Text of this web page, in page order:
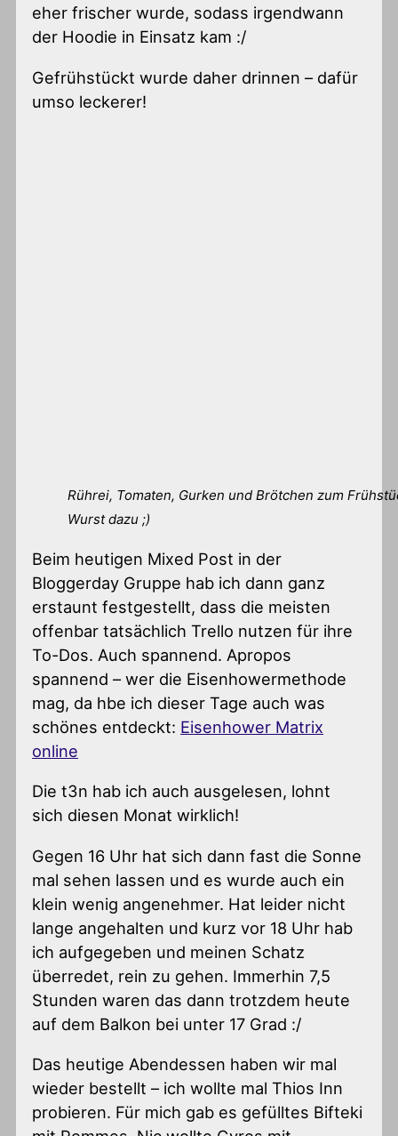
eher frischer wurde, sodass irgendwann
der Hoodie in Einsatz kam :/
Gefrühstückt wurde daher drinnen – dafür
umso leckerer!
Rührei, Tomaten, Gurken und Brötchen zum
Wurst dazu ;)
Beim heutigen Mixed Post in der
Bloggerday Gruppe hab ich dann ganz
erstaunt festgestellt, dass die meisten
offenbar tatsächlich Trello nutzen für ihre
To-Dos. Auch spannend. Apropos
spannend – wer die Eisenhowermethode
mag, da hbe ich dieser Tage auch was
schönes entdeckt: Eisenhower Matrix
online
Die t3n hab ich auch ausgelesen, lohnt
sich diesen Monat wirklich!
Gegen 16 Uhr hat sich dann fast die Sonne
mal sehen lassen und es wurde auch ein
klein wenig angenehmer. Hat leider nicht
lange angehalten und kurz vor 18 Uhr hab
ich aufgegeben und meinen Schatz
überredet, rein zu gehen. Immerhin 7,5
Stunden waren das dann trotzdem heute
auf dem Balkon bei unter 17 Grad :/
Das heutige Abendessen haben wir mal
wieder bestellt – ich wollte mal Thios Inn
probieren. Für mich gab es gefülltes Bifteki